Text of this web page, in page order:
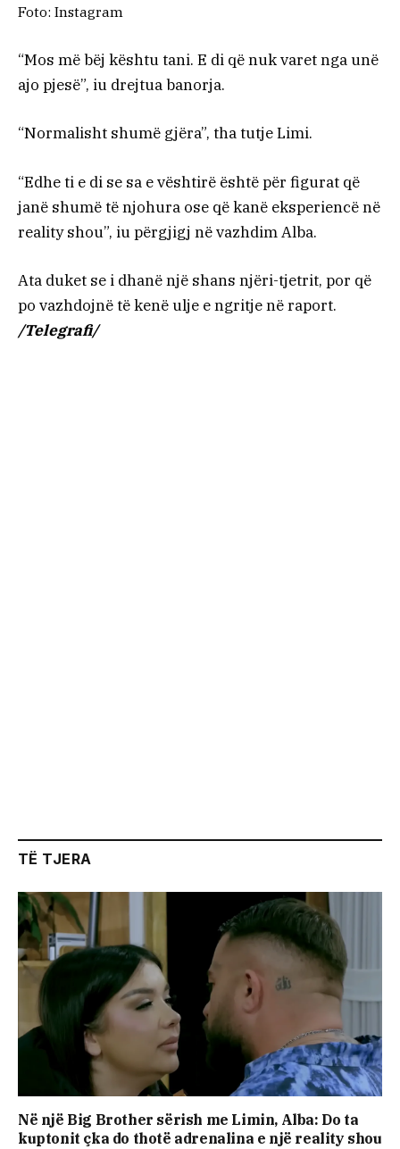
Foto: Instagram
“Mos më bëj kështu tani. E di që nuk varet nga unë
ajo pjesë”, iu drejtua banorja.
“Normalisht shumë gjëra”, tha tutje Limi.
“Edhe ti e di se sa e vështirë është për figurat që
janë shumë të njohura ose që kanë eksperiencë në
reality shou”, iu përgjigj në vazhdim Alba.
Ata duket se i dhanë një shans njëri-tjetrit, por që
po vazhdojnë të kenë ulje e ngritje në raport.
/Telegrafi/
TË TJERA
Në një Big Brother sërish me Limin, Alba: Do ta
kuptonit çka do thotë adrenalina e një reality shou